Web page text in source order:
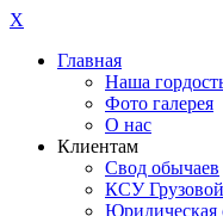
X
Главная
Наша
Фото галерея
О нас
Клиентам
Свод обычаев
КСУ
Юридическая